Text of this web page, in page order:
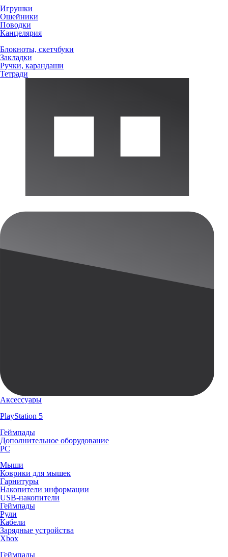
Игрушки
Ошейники
Поводки
Канцелярия
Блокноты, скетчбуки
Закладки
Ручки, карандаши
Тетради
Аксессуары
PlayStation 5
Геймпады
Дополнительное оборудование
PC
Мыши
Коврики для мышек
Гарнитуры
Накопители информации
USB-накопители
Геймпады
Рули
Кабели
Зарядные устройства
Xbox
Геймпады